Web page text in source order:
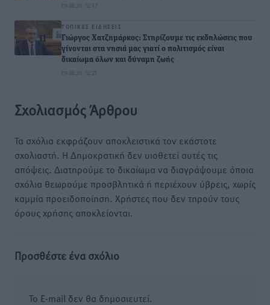
09.08.26 · 12:47
ΤΟΠΙΚΈΣ ΕΙΔΉΣΕΙΣ
Γιώργος Χατζημάρκος: Στηρίζουμε τις εκδηλώσεις που
γίνονται στα νησιά μας γιατί ο πολιτισμός είναι
δικαίωμα όλων και δύναμη ζωής
09.08.26 · 12:21
Σχολιασμός Άρθρου
Τα σχόλια εκφράζουν αποκλειστικά τον εκάστοτε
σχολιαστή. Η Δημοκρατική δεν υιοθετεί αυτές τις
απόψεις. Διατηρούμε το δικαίωμα να διαγράψουμε όποια
σχόλια θεωρούμε προσβλητικά ή περιέχουν ύβρεις, χωρίς
καμμία προειδοποίηση. Χρήστες που δεν τηρούν τους
όρους χρήσης αποκλείονται.
Προσθέστε ένα σχόλιο
Το E-mail δεν θα δημοσιευτεί.